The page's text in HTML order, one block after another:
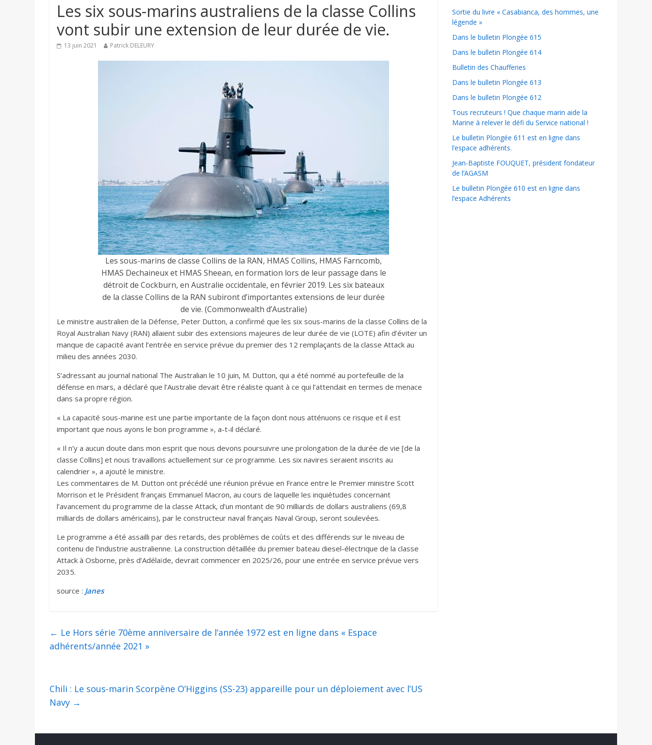
Les six sous-marins australiens de la classe Collins
vont subir une extension de leur durée de vie.
13 juin 2021 Patrick DELEURY
Les sous-marins de classe Collins de la RAN, HMAS Collins, HMAS Farncomb,
HMAS Dechaineux et HMAS Sheean, en formation lors de leur passage dans le
détroit de Cockburn, en Australie occidentale, en février 2019. Les six bateaux
de la classe Collins de la RAN subiront d’importantes extensions de leur durée
de vie. (Commonwealth d’Australie)
Le ministre australien de la Défense, Peter Dutton, a confirmé que les six sous-marins de la classe Collins de la
Royal Australian Navy (RAN) allaient subir des extensions majeures de leur durée de vie (LOTE) afin d’éviter un
manque de capacité avant l’entrée en service prévue du premier des 12 remplaçants de la classe Attack au
milieu des années 2030.
S’adressant au journal national The Australian le 10 juin, M. Dutton, qui a été nommé au portefeuille de la
défense en mars, a déclaré que l’Australie devait être réaliste quant à ce qui l’attendait en termes de menace
dans sa propre région.
« La capacité sous-marine est une partie importante de la façon dont nous atténuons ce risque et il est
important que nous ayons le bon programme », a-t-il déclaré.
« Il n’y a aucun doute dans mon esprit que nous devons poursuivre une prolongation de la durée de vie [de la
classe Collins] et nous travaillons actuellement sur ce programme. Les six navires seraient inscrits au
calendrier », a ajouté le ministre.
Les commentaires de M. Dutton ont précédé une réunion prévue en France entre le Premier ministre Scott
Morrison et le Président français Emmanuel Macron, au cours de laquelle les inquiétudes concernant
l’avancement du programme de la classe Attack, d’un montant de 90 milliards de dollars australiens (69,8
milliards de dollars américains), par le constructeur naval français Naval Group, seront soulevées.
Le programme a été assailli par des retards, des problèmes de coûts et des différends sur le niveau de
contenu de l’industrie australienne. La construction détaillée du premier bateau diesel-électrique de la classe
Attack à Osborne, près d’Adélaïde, devrait commencer en 2025/26, pour une entrée en service prévue vers
2035.
source : Janes
← Le Hors série 70ème anniversaire de l’année 1972 est en ligne dans « Espace
adhérents/année 2021 »
Chili : Le sous-marin Scorpène O’Higgins (SS-23) appareille pour un déploiement avec l’US
Navy →
Sortie du livre « Casabianca, des hommes, une
légende »
Dans le bulletin Plongée 615
Dans le bulletin Plongée 614
Bulletin des Chaufferies
Dans le bulletin Plongée 613
Dans le bulletin Plongée 612
Tous recruteurs ! Que chaque marin aide la
Marine à relever le défi du Service national !
Le bulletin Plongée 611 est en ligne dans
l’espace adhérents.
Jean-Baptiste FOUQUET, président fondateur
de l’AGASM
Le bulletin Plongée 610 est en ligne dans
l’espace Adhérents